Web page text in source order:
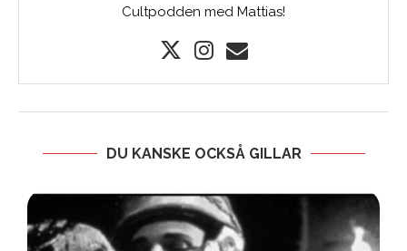
Cultpodden med Mattias!
DU KANSKE OCKSÅ GILLAR